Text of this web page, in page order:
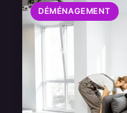
DÉMÉNAGEMENT